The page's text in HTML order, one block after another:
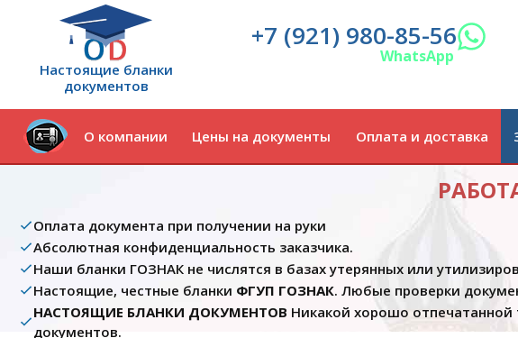
Настоящие бланки
документов
+7 (921) 980-85-56
WhatsApp
О компании Цены на документы Оплата и доставка
Оплата документа при получении на руки
Абсолютная конфиденциальность заказчика.
Наши бланки ГОЗНАК не числятся в базах утерянных или
Настоящие, честные бланки ФГУП ГОЗНАК. Любые проверки
НАСТОЯЩИЕ БЛАНКИ ДОКУМЕНТОВ Никакой хорошо
документов.